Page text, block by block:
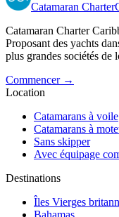
Catamaran Charter
Catamaran Charter
Proposant des yachts
plus grandes sociétés de
Commencer →
Location
Catamarans à voile
Catamarans à
Sans skipper
Avec équipage
Destinations
Îles Vierges